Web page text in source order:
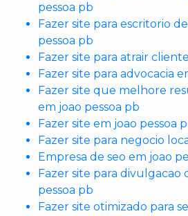
pessoa pb
Fazer site para escritorio
pessoa pb
Fazer site para atrair
Fazer site para advocacia
Fazer site que melhore
em joao pessoa pb
Fazer site em joao pessoa
Fazer site para negocio
Empresa de seo em joao
Fazer site para divulgacao
pessoa pb
Fazer site otimizado para